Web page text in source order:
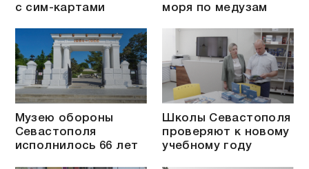
с сим-картами
моря по медузам
Музею обороны
Севастополя
исполнилось 66 лет
Школы Севастополя
проверяют к новому
учебному году